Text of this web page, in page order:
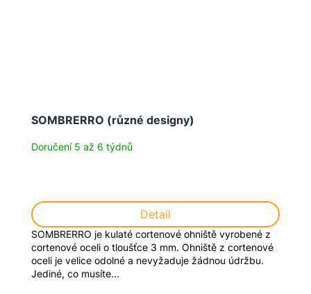
SOMBRERRO (různé designy)
Doručení 5 až 6 týdnů
Detail
SOMBRERRO je kulaté cortenové ohniště vyrobené z
cortenové oceli o tloušťce 3 mm. Ohniště z cortenové
oceli je velice odolné a nevyžaduje žádnou údržbu.
Jediné, co musíte...